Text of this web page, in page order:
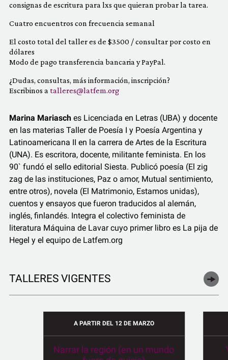
consignas de escritura para lxs que quieran probar la tarea.
Cuatro encuentros con frecuencia semanal
El costo total del taller es de $3500 / consultar por costo en
dólares
Modo de pago transferencia bancaria y PayPal.
¿Dudas, consultas, más información, inscripción?
Escribinos a talleres@latfem.org
Marina Mariasch es Licenciada en Letras (UBA) y docente
en las materias Taller de Poesía I y Poesía Argentina y
Latinoamericana II en la carrera de Artes de la Escritura
(UNA). Es escritora, docente, militante feminista. En los
90` fundó el sello editorial Siesta. Publicó poesía (El zig
zag de las instituciones, Paz o amor, Mutual sentimiento,
entre otros), novela (El Matrimonio, Estamos unidas),
cuentos y ensayos que fueron traducidos al alemán,
inglés, finlandés. Integra el colectivo feminista de
literatura Máquina de Lavar cuyo primer libro es La pija de
Hegel y el equipo de Latfem.org
TALLERES VIGENTES
A PARTIR DEL 12 DE MARZO
Narrar la región (en un mundo